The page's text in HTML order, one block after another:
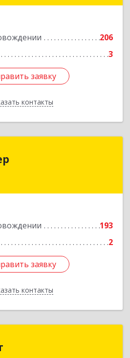
206
3
заявку
контакты
заявку
Назад
193
2
заявку
контакты
обл, Каменск-Уральский
заявку
Назад